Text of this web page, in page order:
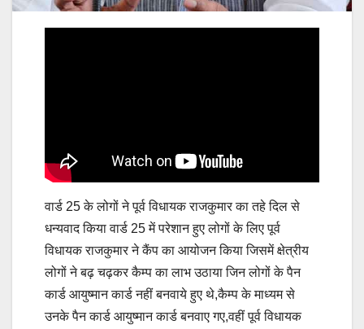
वार्ड 25 के लोगों ने पूर्व विधायक राजकुमार का तहे दिल से
धन्यवाद किया वार्ड 25 में परेशान हुए लोगों के लिए पूर्व
विधायक राजकुमार ने कैंप का आयोजन किया जिसमें क्षेत्रीय
लोगों ने बढ़ चढ़कर कैम्प का लाभ उठाया जिन लोगों के पैन
कार्ड आयुष्मान कार्ड नहीं बनवाये हुए थे,कैम्प के माध्यम से
उनके पैन कार्ड आयुष्मान कार्ड बनवाए गए,वहीं पूर्व विधायक